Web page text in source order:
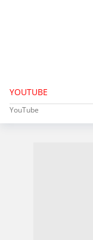
YOUTUBE
YouTube